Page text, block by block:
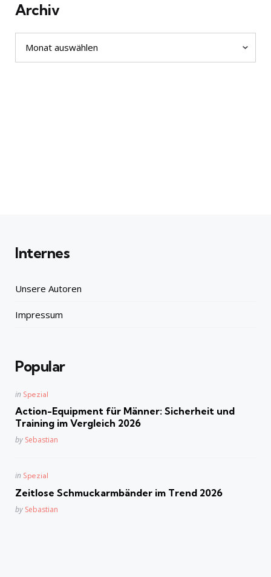
Archiv
Internes
Unsere Autoren
Impressum
Popular
Posted
in Spezial
Action-Equipment für Männer: Sicherheit und
Training im Vergleich 2026
Posted
by Sebastian
Posted
in Spezial
Zeitlose Schmuckarmbänder im Trend 2026
Posted
by Sebastian